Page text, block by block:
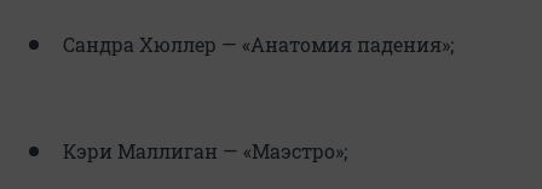
Сандра Хюллер — «Анатомия падения»;
Кэри Маллиган — «Маэстро»;